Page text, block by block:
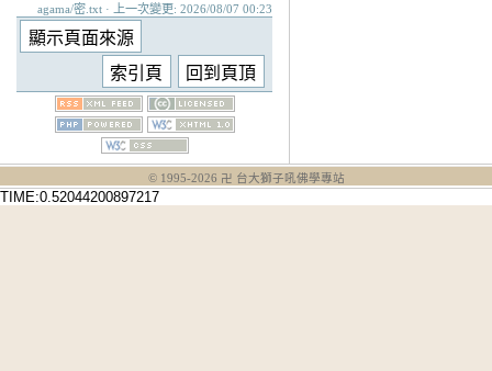
agama/密.txt · 上一次變更: 2026/08/07 00:23
© 1995-2026 卍 台大獅子吼佛學專站
TIME:0.52044200897217